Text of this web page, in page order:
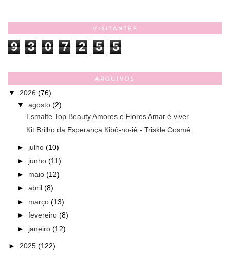
VISITANTES
9 3 0 7 2 5 5
ARQUIVOS
▼ 2026 (76)
▼ agosto (2)
Esmalte Top Beauty Amores e Flores Amar é viver
Kit Brilho da Esperança Kibô-no-iê - Triskle Cosmé...
► julho (10)
► junho (11)
► maio (12)
► abril (8)
► março (13)
► fevereiro (8)
► janeiro (12)
► 2025 (122)